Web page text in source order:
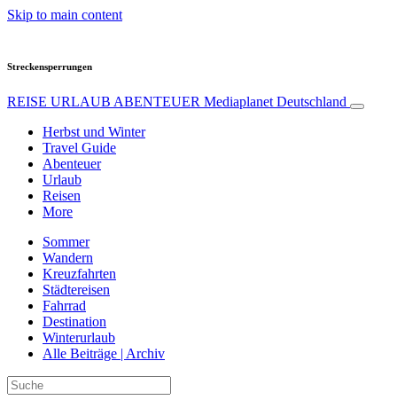
Skip to main content
Streckensperrungen
REISE URLAUB ABENTEUER Mediaplanet Deutschland
Herbst und Winter
Travel Guide
Abenteuer
Urlaub
Reisen
More
Sommer
Wandern
Kreuzfahrten
Städtereisen
Fahrrad
Destination
Winterurlaub
Alle Beiträge | Archiv